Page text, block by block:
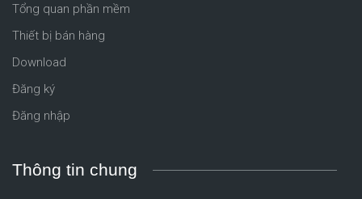
Tổng quan phần mềm
Thiết bị bán hàng
Download
Đăng ký
Đăng nhập
Thông tin chung